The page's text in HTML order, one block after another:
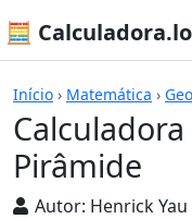
🧮
Início › Matemática ›
Pirâmide
Autor: Henrick Yau
Calculadoras